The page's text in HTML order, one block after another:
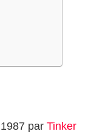
par Tinker